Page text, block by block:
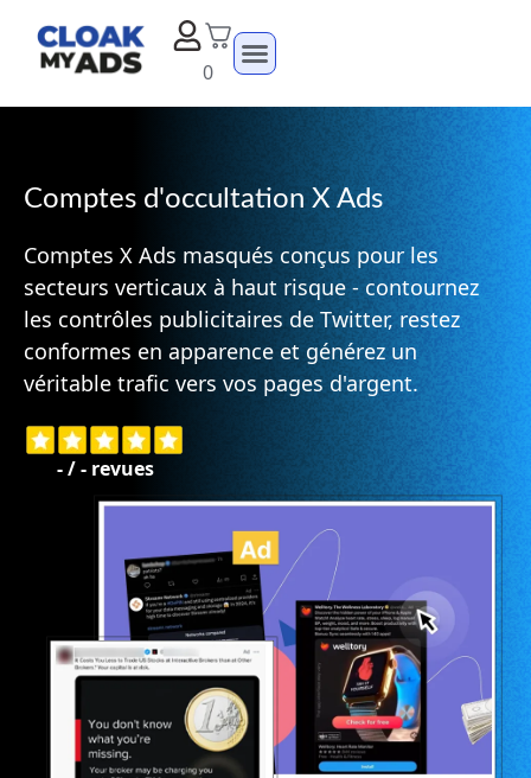
0
Comptes d'occultation X Ads
Comptes X Ads masqués conçus pour les
secteurs verticaux à haut risque - contournez
les contrôles publicitaires de Twitter, restez
conformes en apparence et générez un
véritable trafic vers vos pages d'argent.
-/-revues